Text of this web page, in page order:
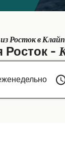
Росток в
Росток -